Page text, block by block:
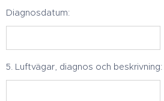
Diagnosdatum:
5. Luftvägar, diagnos och beskrivning: